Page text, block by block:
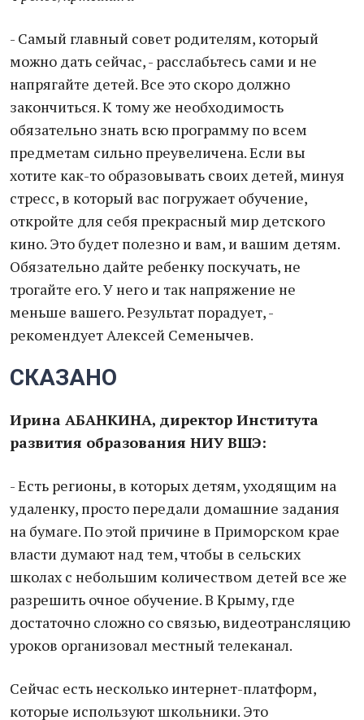
- Самый главный совет родителям, который
можно дать сейчас, - расслабьтесь сами и не
напрягайте детей. Все это скоро должно
закончиться. К тому же необходимость
обязательно знать всю программу по всем
предметам сильно преувеличена. Если вы
хотите как-то образовывать своих детей, минуя
стресс, в который вас погружает обучение,
откройте для себя прекрасный мир детского
кино. Это будет полезно и вам, и вашим детям.
Обязательно дайте ребенку поскучать, не
трогайте его. У него и так напряжение не
меньше вашего. Результат порадует, -
рекомендует Алексей Семенычев.
СКАЗАНО
Ирина АБАНКИНА, директор Института
развития образования НИУ ВШЭ:
- Есть регионы, в которых детям, уходящим на
удаленку, просто передали домашние задания
на бумаге. По этой причине в Приморском крае
власти думают над тем, чтобы в сельских
школах с небольшим количеством детей все же
разрешить очное обучение. В Крыму, где
достаточно сложно со связью, видеотрансляцию
уроков организовал местный телеканал.
Сейчас есть несколько интернет-платформ,
которые используют школьники. Это